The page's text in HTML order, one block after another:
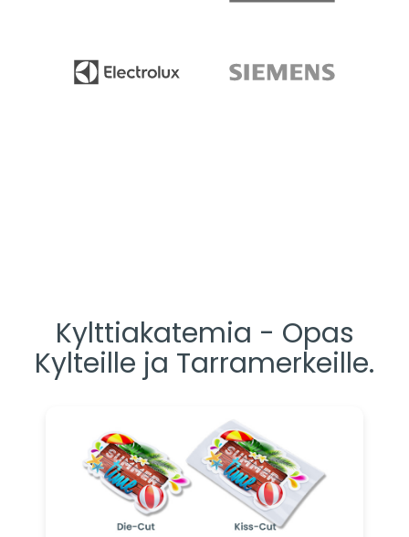
Kylttiakatemia - Opas
Kylteille ja Tarramerkeille.